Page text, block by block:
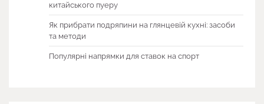
китайського пуеру
Як прибрати подряпини на глянцевій кухні: засоби
та методи
Популярні напрямки для ставок на спорт